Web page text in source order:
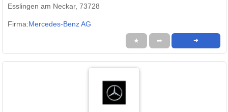
Esslingen am Neckar, 73728
Firma:Mercedes-Benz AG
★ ➦ ➜